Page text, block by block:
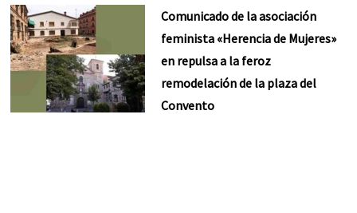
Comunicado de la asociación
feminista «Herencia de Mujeres»
en repulsa a la feroz
remodelación de la plaza del
Convento